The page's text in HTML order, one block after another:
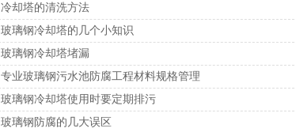
冷却塔的清洗方法
玻璃钢冷却塔的几个小知识
玻璃钢冷却塔堵漏
专业玻璃钢污水池防腐工程材料规格管理
玻璃钢冷却塔使用时要定期排污
玻璃钢防腐的几大误区